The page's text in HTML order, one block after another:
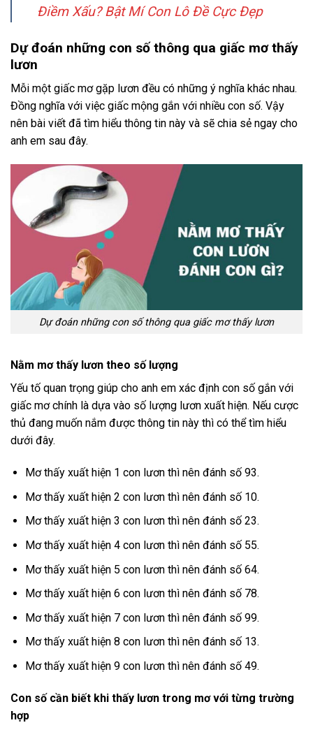
Điềm Xấu? Bật Mí Con Lô Đề Cực Đẹp
Dự đoán những con số thông qua giấc mơ thấy
lươn
Mỗi một giấc mơ gặp lươn đều có những ý nghĩa khác nhau.
Đồng nghĩa với việc giấc mộng gắn với nhiều con số. Vậy
nên bài viết đã tìm hiểu thông tin này và sẽ chia sẻ ngay cho
anh em sau đây.
Dự đoán những con số thông qua giấc mơ thấy lươn
Nằm mơ thấy lươn theo số lượng
Yếu tố quan trọng giúp cho anh em xác định con số gắn với
giấc mơ chính là dựa vào số lượng lươn xuất hiện. Nếu cược
thủ đang muốn nắm được thông tin này thì có thể tìm hiểu
dưới đây.
Mơ thấy xuất hiện 1 con lươn thì nên đánh số 93.
Mơ thấy xuất hiện 2 con lươn thì nên đánh số 10.
Mơ thấy xuất hiện 3 con lươn thì nên đánh số 23.
Mơ thấy xuất hiện 4 con lươn thì nên đánh số 55.
Mơ thấy xuất hiện 5 con lươn thì nên đánh số 64.
Mơ thấy xuất hiện 6 con lươn thì nên đánh số 78.
Mơ thấy xuất hiện 7 con lươn thì nên đánh số 99.
Mơ thấy xuất hiện 8 con lươn thì nên đánh số 13.
Mơ thấy xuất hiện 9 con lươn thì nên đánh số 49.
Con số cần biết khi thấy lươn trong mơ với từng trường
hợp